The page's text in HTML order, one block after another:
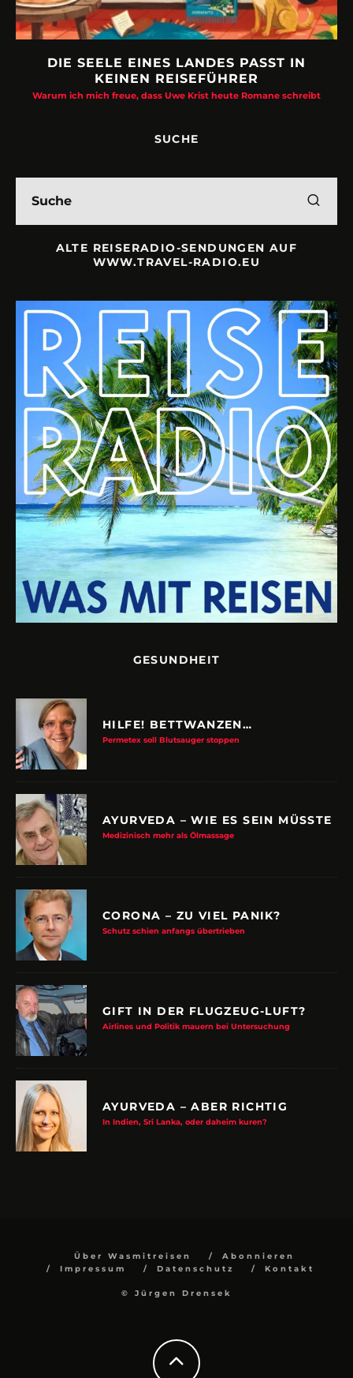
DIE SEELE EINES LANDES PASST IN
KEINEN REISEFÜHRER
Warum ich mich freue, dass Uwe Krist heute Romane schreibt
SUCHE
ALTE REISERADIO-SENDUNGEN AUF
WWW.TRAVEL-RADIO.EU
GESUNDHEIT
HILFE! BETTWANZEN…
Permetex soll Blutsauger stoppen
AYURVEDA – WIE ES SEIN MÜSSTE
Medizinisch mehr als Ölmassage
CORONA – ZU VIEL PANIK?
Schutz schien anfangs übertrieben
GIFT IN DER FLUGZEUG-LUFT?
Airlines und Politik mauern bei Untersuchung
AYURVEDA – ABER RICHTIG
In Indien, Sri Lanka, oder daheim kuren?
Über Wasmitreisen
Abonnieren
Impressum
Datenschutz Kontakt
© Jürgen Drensek